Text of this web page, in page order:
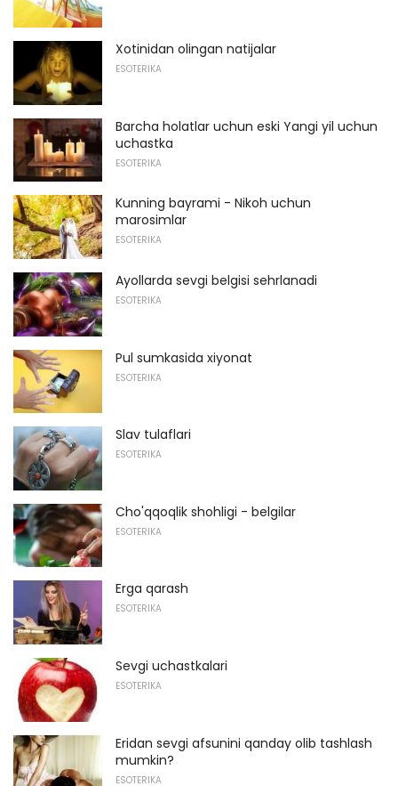
Xotinidan olingan natijalar
ESOTERIKA
Barcha holatlar uchun eski Yangi yil uchun
uchastka
ESOTERIKA
Kunning bayrami - Nikoh uchun
marosimlar
ESOTERIKA
Ayollarda sevgi belgisi sehrlanadi
ESOTERIKA
Pul sumkasida xiyonat
ESOTERIKA
Slav tulaflari
ESOTERIKA
Cho'qqoqlik shohligi - belgilar
ESOTERIKA
Erga qarash
ESOTERIKA
Sevgi uchastkalari
ESOTERIKA
Eridan sevgi afsunini qanday olib tashlash
mumkin?
ESOTERIKA